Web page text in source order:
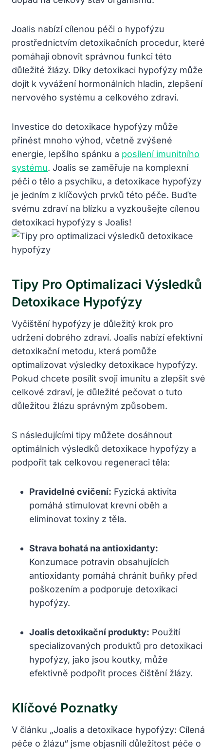
Joalis nabízí cílenou péči o hypofýzu
prostřednictvím detoxikačních procedur, které
pomáhají obnovit správnou funkci této
důležité žlázy. Díky detoxikaci hypofýzy může
dojít k vyvážení hormonálních hladin, zlepšení
nervového systému a celkového zdraví.
Investice do detoxikace hypofýzy může
přinést mnoho výhod, včetně zvýšené
energie, lepšího spánku a posílení imunitního
systému. Joalis se zaměřuje na komplexní
péči o tělo a psychiku, a detoxikace hypofýzy
je jedním z klíčových prvků této péče. Buďte
svému zdraví na blízku a vyzkoušejte cílenou
detoxikaci hypofýzy s Joalis!
Tipy Pro Optimalizaci Výsledků
Detoxikace Hypofýzy
Vyčištění hypofýzy je důležitý krok pro
udržení dobrého zdraví. Joalis nabízí efektivní
detoxikační metodu, která pomůže
optimalizovat výsledky detoxikace hypofýzy.
Pokud chcete posílit svoji imunitu a zlepšit své
celkové zdraví, je důležité pečovat o tuto
důležitou žlázu správným způsobem.
S následujícími tipy můžete dosáhnout
optimálních výsledků detoxikace hypofýzy a
podpořit tak celkovou regeneraci těla:
Pravidelné cvičení: Fyzická aktivita
pomáhá stimulovat krevní oběh a
eliminovat toxiny z těla.
Strava bohatá na antioxidanty:
Konzumace potravin obsahujících
antioxidanty pomáhá chránit buňky před
poškozením a podporuje detoxikaci
hypofýzy.
Joalis detoxikační produkty: Použití
specializovaných produktů pro detoxikaci
hypofýzy, jako jsou koutky, může
efektivně podpořit proces čištění žlázy.
Klíčové Poznatky
V článku „Joalis a detoxikace hypofýzy: Cílená
péče o žlázu“ jsme objasnili důležitost péče o